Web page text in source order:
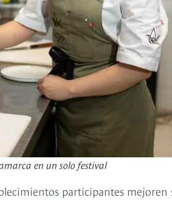
en un solo festival
participantes mejoren